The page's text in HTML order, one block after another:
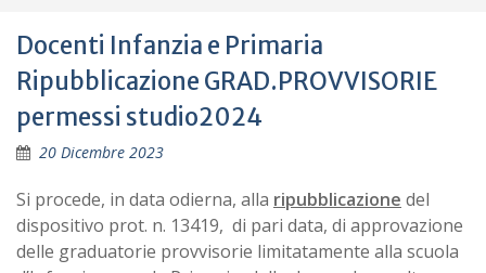
Docenti Infanzia e Primaria
Ripubblicazione GRAD.PROVVISORIE
permessi studio2024
20 Dicembre 2023
Si procede, in data odierna, alla ripubblicazione del
dispositivo prot. n. 13419, di pari data, di approvazione
delle graduatorie provvisorie limitatamente alla scuola